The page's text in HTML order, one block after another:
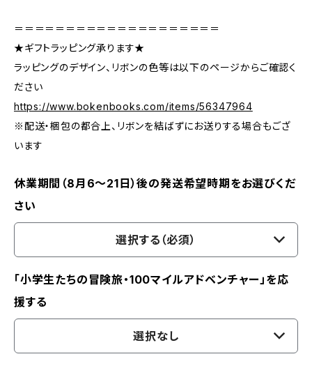
＝＝＝＝＝＝＝＝＝＝＝＝＝＝＝＝＝＝＝＝
★ギフトラッピング承ります★
ラッピングのデザイン、リボンの色等は以下のページからご確認く
ださい
https://www.bokenbooks.com/items/56347964
※配送・梱包の都合上、リボンを結ばずにお送りする場合もござ
います
休業期間（8月6〜21日）後の発送希望時期をお選びくだ
さい
選択する（必須）
「小学生たちの冒険旅・100マイルアドベンチャー」を応
援する
選択なし